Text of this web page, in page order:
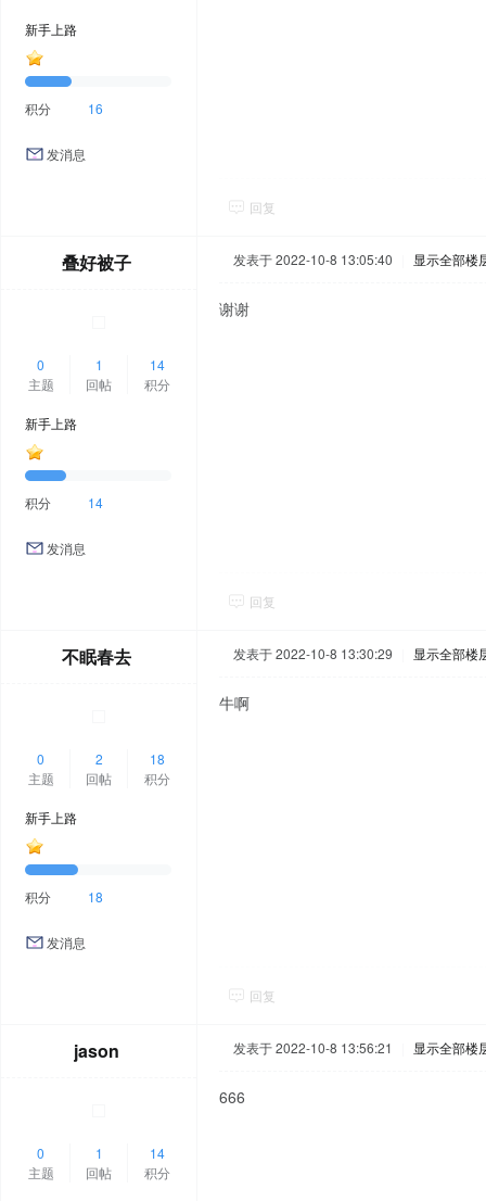
新手上路
积分 16
发消息
回复
叠好被子
0
主题
1
回帖
14
积分
新手上路
积分 14
发消息
发表于 2022-10-8 13:05:40 显示全部楼
谢谢
回复
不眠春去
0
主题
2
回帖
18
积分
新手上路
积分 18
发消息
发表于 2022-10-8 13:30:29 显示全部楼
牛啊
回复
jason
0
主题
1
回帖
14
积分
发表于 2022-10-8 13:56:21 显示全部楼
666